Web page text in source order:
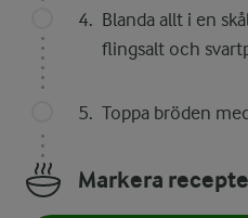
Blanda allt i en
flingsalt och
Toppa bröden
Markera